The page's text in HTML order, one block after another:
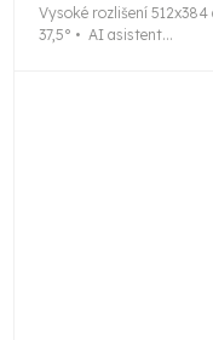
Vysoké rozlišení
37,5° • AI asistent...